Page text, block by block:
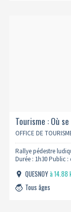
Tourisme : Où
OFFICE DE
Rallye pédestre
Durée : 1h30 Public :
QUESNOYà 14.88
Tous âges